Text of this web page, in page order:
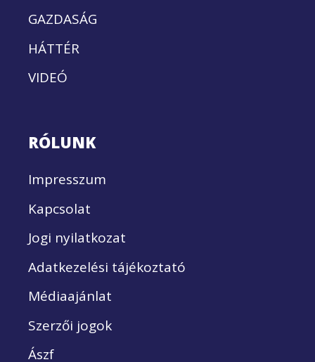
GAZDASÁG
HÁTTÉR
VIDEÓ
RÓLUNK
Impresszum
Kapcsolat
Jogi nyilatkozat
Adatkezelési tájékoztató
Médiaajánlat
Szerzői jogok
Ászf